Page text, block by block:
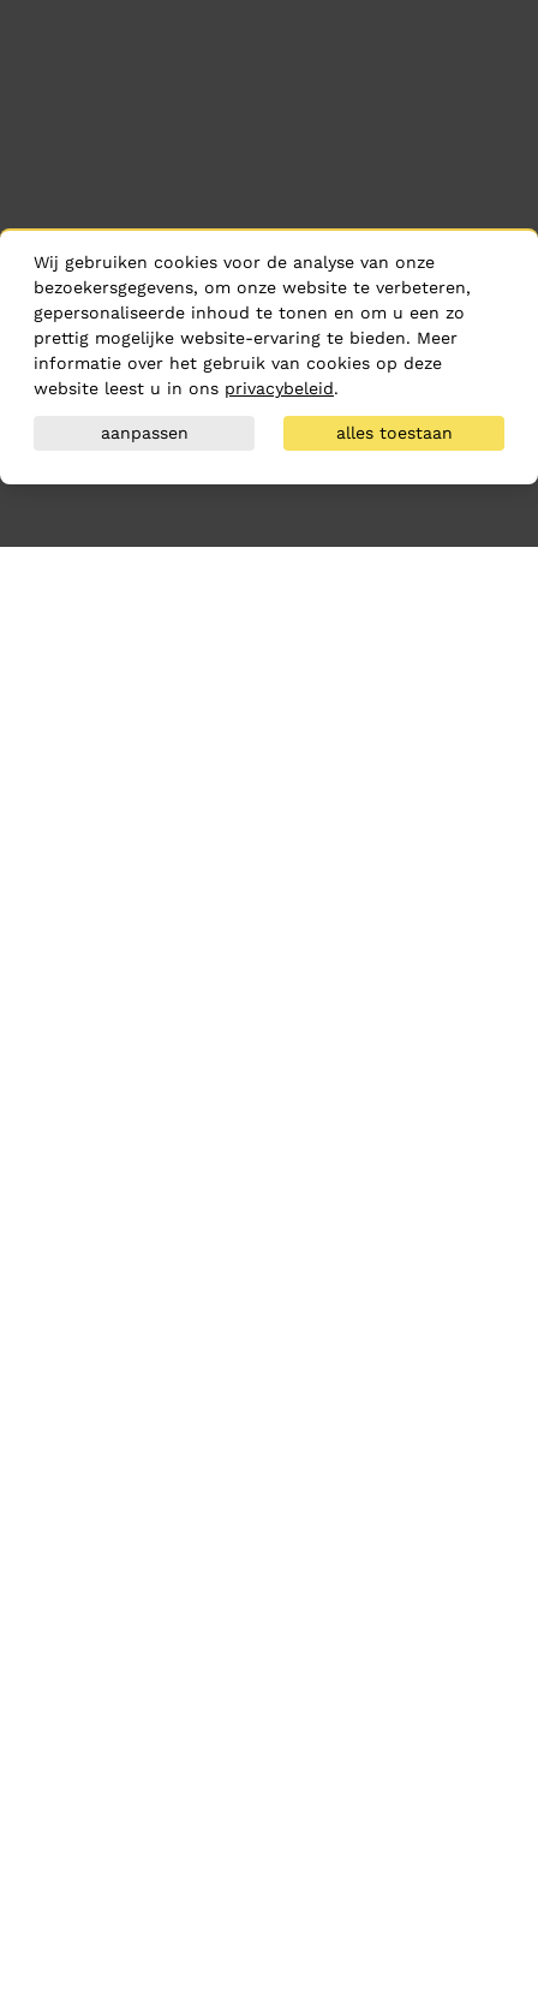
Wij gebruiken cookies voor de analyse van onze
bezoekersgegevens, om onze website te verbeteren,
gepersonaliseerde inhoud te tonen en om u een zo
prettig mogelijke website-ervaring te bieden. Meer
informatie over het gebruik van cookies op deze
website leest u in ons privacybeleid.
aanpassen alles toestaan